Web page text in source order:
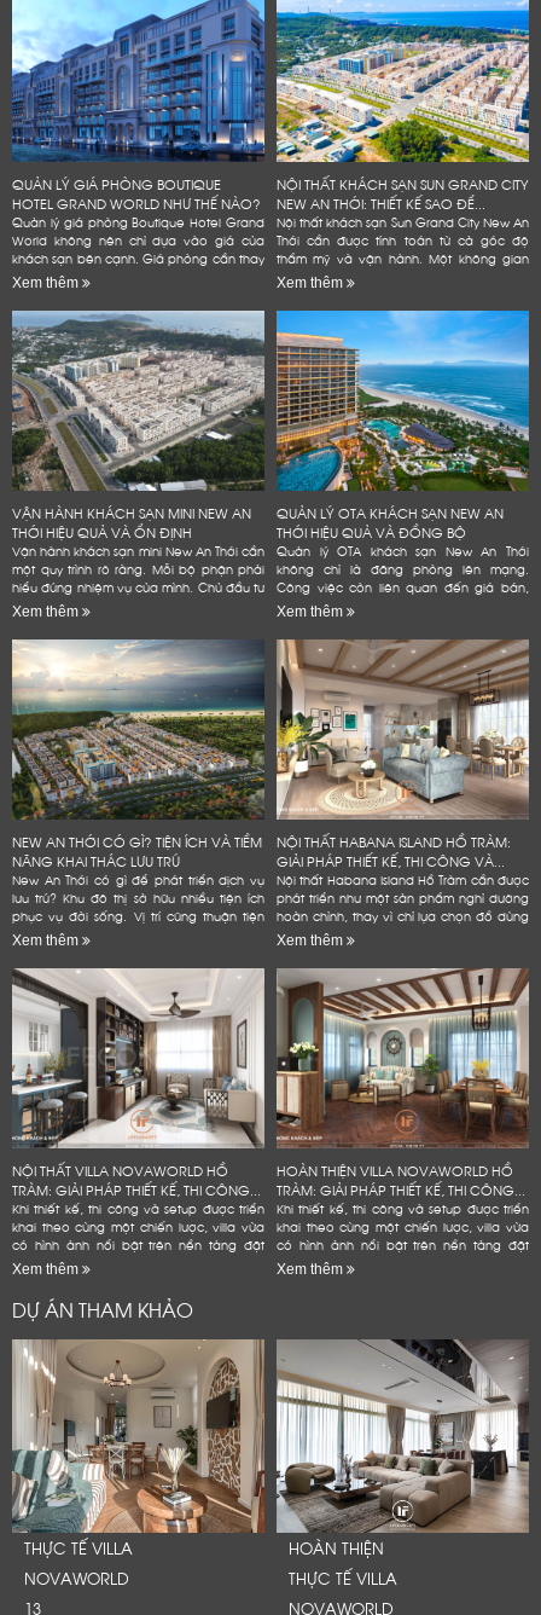
QUẢN LÝ GIÁ PHÒNG BOUTIQUE
HOTEL GRAND WORLD NHƯ THẾ NÀO?
Quản lý giá phòng Boutique Hotel Grand
World không nên chỉ dựa vào giá của
khách sạn bên cạnh. Giá phòng cần thay
đổi theo mùa, ngày trong tuần và lượng
phòng còn lại. Chủ khách sạn...
Xem thêm
NỘI THẤT KHÁCH SẠN SUN GRAND CITY
NEW AN THỚI: THIẾT KẾ SAO ĐỂ...
Nội thất khách sạn Sun Grand City New An
Thới cần được tính toán từ cả góc độ
thẩm mỹ và vận hành. Một không gian
đẹp có thể tạo ấn tượng ban đầu. Tuy
nhiên, khách sạn còn...
Xem thêm
VẬN HÀNH KHÁCH SẠN MINI NEW AN
THỚI HIỆU QUẢ VÀ ỔN ĐỊNH
Vận hành khách sạn mini New An Thới cần
một quy trình rõ ràng. Mỗi bộ phận phải
hiểu đúng nhiệm vụ của mình. Chủ đầu tư
cũng cần kiểm soát phòng, giá bán và
Xem thêm
QUẢN LÝ OTA KHÁCH SẠN NEW AN
THỚI HIỆU QUẢ VÀ ĐỒNG BỘ
Quản lý OTA khách sạn New An Thới
không chỉ là đăng phòng lên mạng.
Công việc còn liên quan đến giá bán,
tồn phòng và đánh giá. Một quy trình rõ
Xem thêm
NEW AN THỚI CÓ GÌ? TIỆN ÍCH VÀ TIỀM
NĂNG KHAI THÁC LƯU TRÚ
New An Thới có gì để phát triển dịch vụ
lưu trú? Khu đô thị sở hữu nhiều tiện ích
phục vụ đời sống. Vị trí cũng thuận tiện
kết nối các điểm đến tại Nam đảo. Đây
Xem thêm
NỘI THẤT HABANA ISLAND HỒ TRÀM:
GIẢI PHÁP THIẾT KẾ, THI CÔNG VÀ...
Nội thất Habana Island Hồ Tràm cần được
phát triển như một sản phẩm nghỉ dưỡng
hoàn chỉnh, thay vì chỉ lựa chọn đồ dùng
theo sở thích hoặc lấp đầy các khoảng
Xem thêm
NỘI THẤT VILLA NOVAWORLD HỒ
TRÀM: GIẢI PHÁP THIẾT KẾ, THI CÔNG...
Khi thiết kế, thi công và setup được triển
khai theo cùng một chiến lược, villa vừa
có hình ảnh nổi bật trên nền tảng đặt
phòng, vừa bền hơn trong quá trình vận
Xem thêm
HOÀN THIỆN VILLA NOVAWORLD HỒ
TRÀM: GIẢI PHÁP THIẾT KẾ, THI CÔNG...
Khi thiết kế, thi công và setup được triển
khai theo cùng một chiến lược, villa vừa
có hình ảnh nổi bật trên nền tảng đặt
phòng, vừa bền hơn trong quá trình vận
Xem thêm
DỰ ÁN THAM KHẢO
THỰC TẾ VILLA
NOVAWORLD
13
HOÀN THIỆN
THỰC TẾ VILLA
NOVAWORLD
LỜI CẢM ƠN
LIFECONCEPT